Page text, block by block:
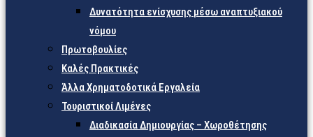
Δυνατότητα ενίσχυσης μέσω αναπτυξιακού
νόμου
Πρωτοβουλίες
Καλές Πρακτικές
Άλλα Χρηματοδοτικά Εργαλεία
Τουριστικοί Λιμένες
Διαδικασία Δημιουργίας – Χωροθέτησης